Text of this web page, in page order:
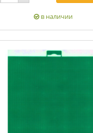
в наличии